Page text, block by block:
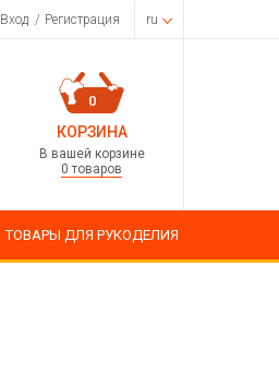
Вход / Регистрация ru
0
КОРЗИНА
В вашей корзине
0 товаров
ТОВАРЫ ДЛЯ РУКОДЕЛИЯ